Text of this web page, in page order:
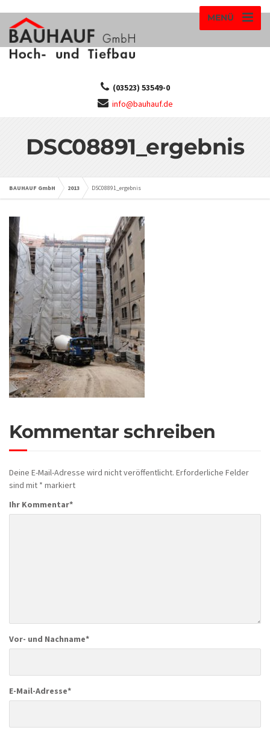
MENÜ
(03523) 53549-0
info@bauhauf.de
DSC08891_ergebnis
BAUHAUF GmbH 2013 DSC08891_ergebnis
Kommentar schreiben
Deine E-Mail-Adresse wird nicht veröffentlicht. Erforderliche Felder
sind mit * markiert
Ihr Kommentar*
Vor- und Nachname*
E-Mail-Adresse*